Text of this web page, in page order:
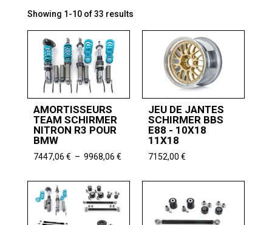
Showing 1-10 of 33 results
AMORTISSEURS
TEAM SCHIRMER
NITRON R3 POUR
BMW
7447,06 € – 9968,06 €Plage
prix :
9968,06 €
JEU DE JANTES
SCHIRMER BBS
E88 - 10X18
11X18
7152,00 €